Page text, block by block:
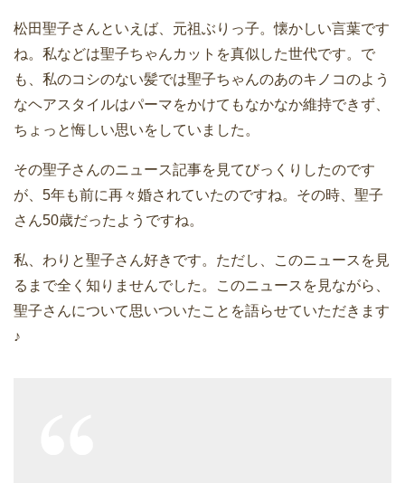
松田聖子さんといえば、元祖ぶりっ子。懐かしい言葉です
ね。私などは聖子ちゃんカットを真似した世代です。で
も、私のコシのない髪では聖子ちゃんのあのキノコのよう
なヘアスタイルはパーマをかけてもなかなか維持できず、
ちょっと悔しい思いをしていました。
その聖子さんのニュース記事を見てびっくりしたのです
が、5年も前に再々婚されていたのですね。その時、聖子
さん50歳だったようですね。
私、わりと聖子さん好きです。ただし、このニュースを見
るまで全く知りませんでした。このニュースを見ながら、
聖子さんについて思いついたことを語らせていただきます
♪